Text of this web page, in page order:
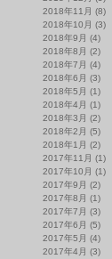
2018年11月 (8)
2018年10月 (3)
2018年9月 (4)
2018年8月 (2)
2018年7月 (4)
2018年6月 (3)
2018年5月 (1)
2018年4月 (1)
2018年3月 (2)
2018年2月 (5)
2018年1月 (2)
2017年11月 (1)
2017年10月 (1)
2017年9月 (2)
2017年8月 (1)
2017年7月 (3)
2017年6月 (5)
2017年5月 (4)
2017年4月 (3)